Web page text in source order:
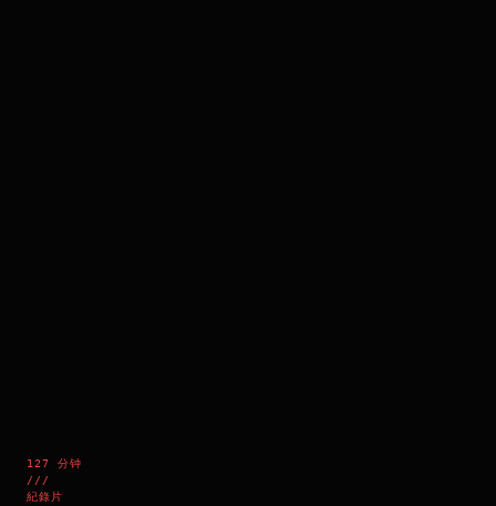
127 分钟
///
紀錄片